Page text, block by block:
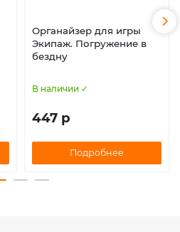
Органайзер для игры
Экипаж. Погружение в
бездну
В наличии ✓
447 р
Подробнее